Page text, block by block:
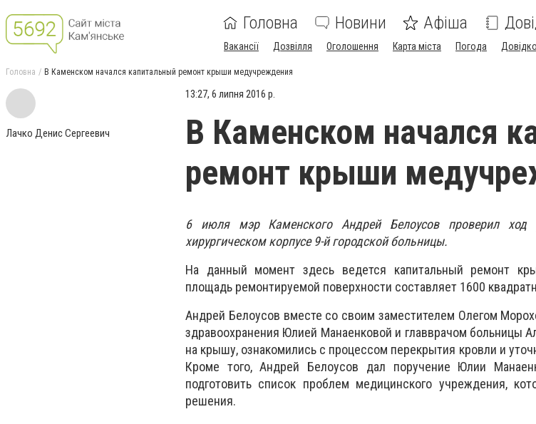
Головна Новини Афіша
Вакансії Дозвілля Оголошення Карта міста Погода
Головна В Каменском начался капитальный ремонт крыши медучреждения
Лачко Денис Сергеевич
13:27, 6 липня 2016 р.
В Каменском начался
ремонт крыши
6 июля мэр Каменского Андрей Белоусов проверил ход
хирургическом корпусе 9-й городской больницы.
На данный момент здесь ведется капитальный ремонт
площадь ремонтируемой поверхности составляет 1600
Андрей Белоусов вместе со своим заместителем Олегом
здравоохранения Юлией Манаенковой и главврачом больницы
на крышу, ознакомились с процессом перекрытия кровли и
Кроме того, Андрей Белоусов дал поручение Юлии
подготовить список проблем медицинского учреждения,
решения.